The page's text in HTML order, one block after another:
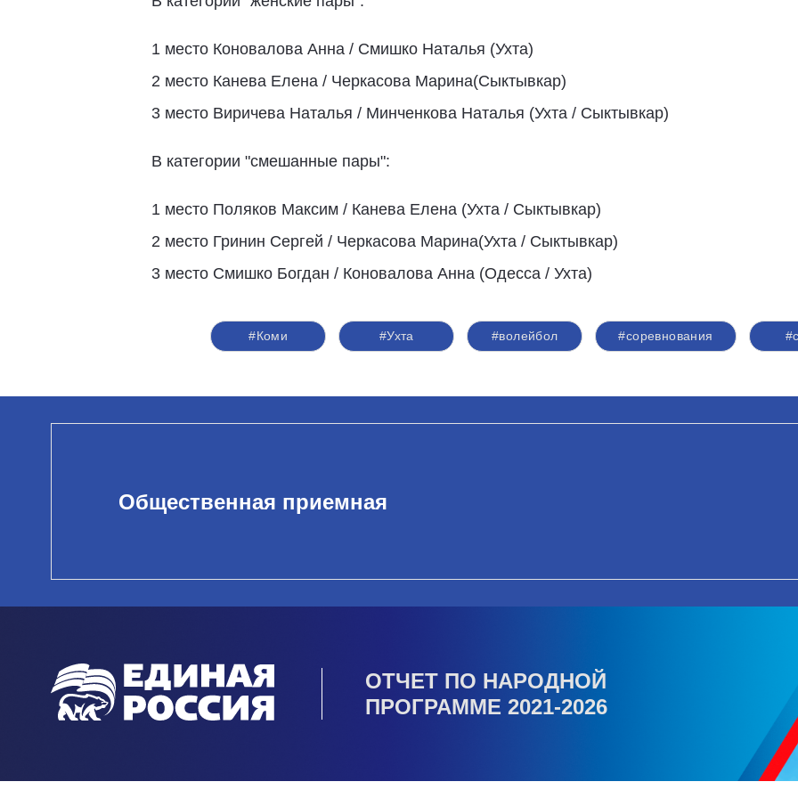
1 место Коновалова Анна / Смишко Наталья (Ухта)
2 место Канева Елена / Черкасова Марина(Сыктывкар)
3 место Виричева Наталья / Минченкова Наталья (Ухта / Сыктывкар)
В категории "смешанные пары":
1 место Поляков Максим / Канева Елена (Ухта / Сыктывкар)
2 место Гринин Сергей / Черкасова Марина(Ухта / Сыктывкар)
3 место Смишко Богдан / Коновалова Анна (Одесса / Ухта)
#Коми #Ухта #волейбол #соревнования
Общественная приемная
ОТЧЕТ ПО НАРОДНОЙ
ПРОГРАММЕ 2021-2026